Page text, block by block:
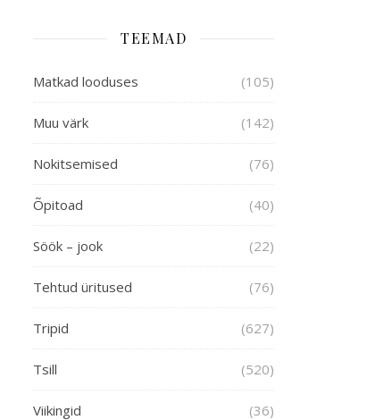
TEEMAD
Matkad looduses (105)
Muu värk (142)
Nokitsemised (76)
Õpitoad (40)
Söök – jook (22)
Tehtud üritused (76)
Tripid (627)
Tsill (520)
Viikingid (36)